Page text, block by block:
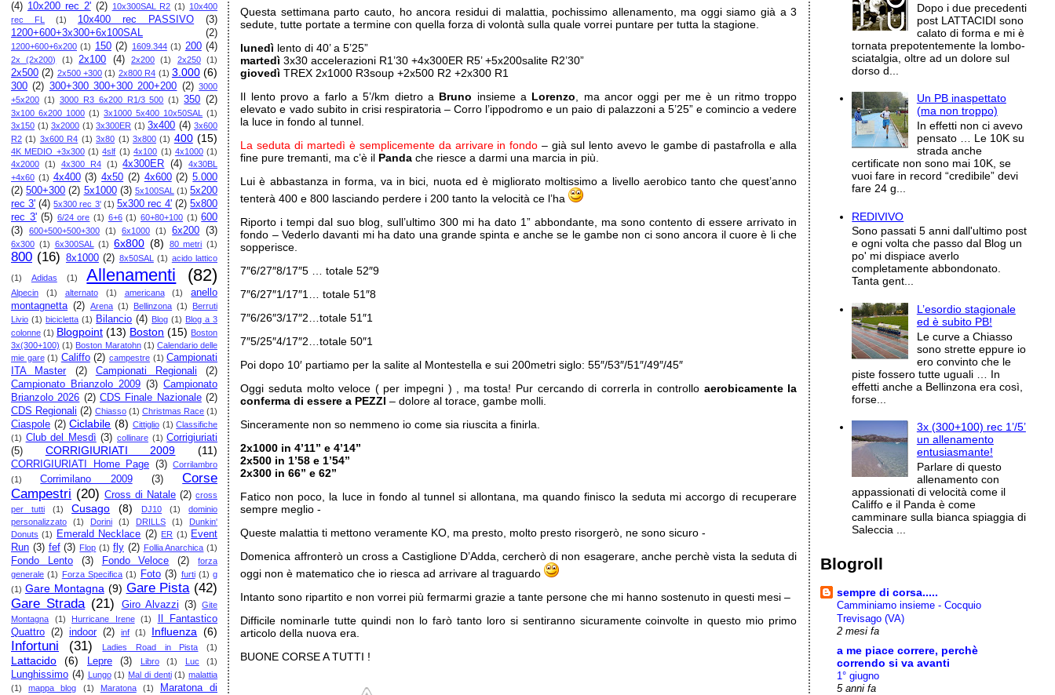
(4) 10x200 rec 2' (2) 10x300SAL R2 (1) 10x400
rec FL
(1) 10x400 rec PASSIVO
(3)
1200+600+3x300+6x100SAL
(2)
1200+600+6x200 (1) 150 (2) 1609.344 (1) 200 (4)
2x (2x200) (1) 2x100 (4) 2x200 (1) 2x250 (1)
2x500 (2) 2x500 +300 (1) 2x800 R4 (1) 3.000 (6)
300 (2) 300+300 300+300 200+200 (2) 3000
+5x200 (1) 3000 R3 6x200 R1/3 500 (1) 350 (2)
3x100 6x200 1000 (1) 3x1000 5x400 10x50SAL
(1)
3x150 (1) 3x2000 (1) 3x300ER (1) 3x400 (4) 3x600
R2 (1) 3x600 R4 (1) 3x80 (1) 3x800 (1) 400 (15)
4K MEDIO +3x300 (1) 4slf (1) 4x100 (1) 4x1000 (1)
4x2000 (1) 4x300 R4 (1) 4x300ER (4)
4x30BL
+4x60 (1) 4x400 (3) 4x50 (2) 4x600 (2) 5.000
(2) 500+300 (2) 5x1000 (3) 5x100SAL (1) 5x200
rec 3' (4) 5x300 rec 3' (1) 5x300 rec 4' (2) 5x800
rec 3' (5) 6/24 ore (1) 6+6 (1) 60+80+100 (1) 600
(3)
600+500+500+300 (1) 6x1000 (1) 6x200 (3)
6x300 (1) 6x300SAL (1) 6x800 (8) 80 metri (1)
800 (16) 8x1000 (2) 8x50SAL (1) acido lattico
(1) Adidas (1) Allenamenti (82)
Alpecin (1) alternato (1) americana (1)
anello
montagnetta (2) Arena (1) Bellinzona (1)
Berruti
Livio (1) bicicletta (1) Bilancio (4) Blog (1) Blog a 3
colonne (1) Blogpoint (13) Boston (15) Boston
3x(300+100) (1) Boston Maratohn (1) Calendario delle
mie gare (1) Califfo (2) campestre (1) Campionati
ITA Master
(2) Campionati Regionali
(2)
Campionato Brianzolo 2009 (3) Campionato
Brianzolo 2026 (2) CDS Finale Nazionale (2)
CDS Regionali (2) Chiasso (1) Christmas Race (1)
Ciaspole (2) Ciclabile (8) Cittiglio (1) Classifiche
(1) Club del Mesdì (3) collinare (1) Corrigiuriati
(5)
CORRIGIURIATI 2009 (11)
CORRIGIURIATI Home Page (3)
Corrilambro
(1)
Corrimilano 2009 (3)
Corse
Campestri (20) Cross di Natale (2) cross
per tutti
(1) Cusago (8) DJ10 (1)
dominio
personalizzato
(1) Dorini (1) DRILLS (1)
Dunkin'
Donuts (1) Emerald Necklace (2) ER (1) Event
Run (3) fef (3) Flop (1) fly (2) Follia Anarchica (1)
Fondo Lento (3) Fondo Veloce (2)
forza
generale (1) Forza Specifica (1) Foto (3) furti (1) g
(1) Gare Montagna (9) Gare Pista (42)
Gare Strada (21) Giro Alvazzi (3)
Gite
Montagna
(1) Hurricane Irene (1)
Il Fantastico
Quattro (2) indoor (2) inf (1) Influenza (6)
Infortuni (31) Ladies Road in Pista (1)
Lattacido (6) Lepre (3) Libro (1) Luc (1)
Lunghissimo (4) Lungo (1) Mal di denti (1) malattia
(1)
mappa blog (1) Maratona (1)
Maratona di
Questa settimana parto cauto, ho ancora residui di malattia, pochissimo allenamento, ma oggi siamo già a 3
sedute, tutte portate a termine con quella forza di volontà sulla quale vorrei puntare per tutta la stagione.
lunedì lento di 40’ a 5’25”
martedì3x30 accelerazioni R1’30 +4x300ER R5’ +5x200salite R2’30”
giovedì TREX 2x1000 R3soup +2x500 R2 +2x300 R1
Il lento provo a farlo a 5’/km dietro a Bruno insieme a Lorenzo , ma ancor oggi per me è un ritmo troppo
elevato e vado subito in crisi respiratoria – Corro l’ippodromo e un paio di palazzoni a 5’25” e comincio a vedere
la luce in fondo al tunnel.
La seduta di martedì è semplicemente da arrivare in fondo – già sul lento avevo le gambe di pastafrolla e alla
fine pure tremanti, ma c’è il Panda che riesce a darmi una marcia in più.
Lui è abbastanza in forma, va in bici, nuota ed è migliorato moltissimo a livello aerobico tanto che quest’anno
tenterà 400 e 800 lasciando perdere i 200 tanto la velocità ce l’ha
Riporto i tempi dal suo blog, sull’ultimo 300 mi ha dato 1” abbondante, ma sono contento di essere arrivato in
fondo – Vederlo davanti mi ha dato una grande spinta e anche se le gambe non ci sono ancora il cuore è li che
sopperisce.
7″6/27″8/17″5 … totale 52″9
7″6/27″1/17″1… totale 51″8
7″6/26″3/17″2…totale 51″1
7″5/25″4/17″2…totale 50″1
Poi dopo 10′ partiamo per la salite al Montestella e sui 200metri siglo: 55″/53″/51″/49″/45″
Oggi seduta molto veloce ( per impegni ) , ma tosta! Pur cercando di correrla in controllo aerobicamente la
conferma di essere a PEZZI – dolore al torace, gambe molli.
Sinceramente non so nemmeno io come sia riuscita a finirla.
2x1000 in 4’11” e 4’14”
2x500 in 1’58 e 1’54”
2x300 in 66” e 62”
Fatico non poco, la luce in fondo al tunnel si allontana, ma quando finisco la seduta mi accorgo di recuperare
sempre meglio -
Queste malattia ti mettono veramente KO, ma presto, molto presto risorgerò, ne sono sicuro -
Domenica affronterò un cross a Castiglione D’Adda, cercherò di non esagerare, anche perchè vista la seduta di
oggi non è matematico che io riesca ad arrivare al traguardo
Intanto sono ripartito e non vorrei più fermarmi grazie a tante persone che mi hanno sostenuto in questi mesi –
Difficile nominarle tutte quindi non lo farò tanto loro si sentiranno sicuramente coinvolte in questo mio primo
articolo della nuova era.
BUONE CORSE A TUTTI !
Dopo i due precedenti
post LATTACIDI sono
calato di forma e mi è
tornata prepotentemente la lombo-
sciatalgia, oltre ad un dolore sul
dorso d...
Un PB inaspettato
(ma non troppo)
In effetti non ci avevo
pensato … Le 10K su
strada anche
certificate non sono mai 10K, se
vuoi fare in record “credibile” devi
fare 24 g...
REDIVIVO
Sono passati 5 anni dall'ultimo post
e ogni volta che passo dal Blog un
po' mi dispiace averlo
completamente abbondonato.
Tanta gent...
L’esordio stagionale
ed è subito PB!
Le curve a Chiasso
sono strette eppure io
ero convinto che le
piste fossero tutte uguali … In
effetti anche a Bellinzona era così,
forse...
3x (300+100) rec 1’/5’
un allenamento
entusiasmante!
Parlare di questo
allenamento con
appassionati di velocità come il
Califfo e il Panda è come
camminare sulla bianca spiaggia di
Saleccia ...
Blogroll
sempre di corsa.....
Camminiamo insieme - Cocquio
Trevisago (VA)
2 mesi fa
a me piace correre, perchè
correndo si va avanti
1° giugno
5 anni fa